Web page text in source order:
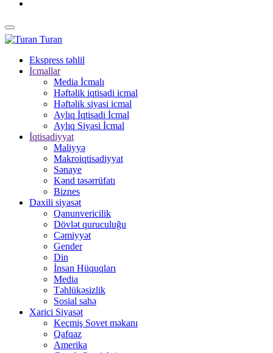
Turan
Ekspress təhlil
İcmallar
Media İcmalı
Həftəlik iqtisadi icmal
Həftəlik siyasi icmal
Aylıq İqtisadi İcmal
Aylıq Siyasi İcmal
İqtisadiyyat
Maliyyə
Makroiqtisadiyyat
Sənaye
Kənd təsərrüfatı
Biznes
Daxili siyasət
Qanunvericilik
Dövlət quruculuğu
Cəmiyyət
Gender
Din
İnsan Hüquqları
Media
Təhlükəsizlik
Sosial sahə
Xarici Siyasət
Keçmiş Sovet məkanı
Qafqaz
Amerika